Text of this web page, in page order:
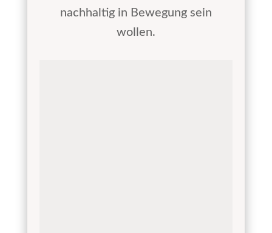
nachhaltig in Bewegung sein
wollen.